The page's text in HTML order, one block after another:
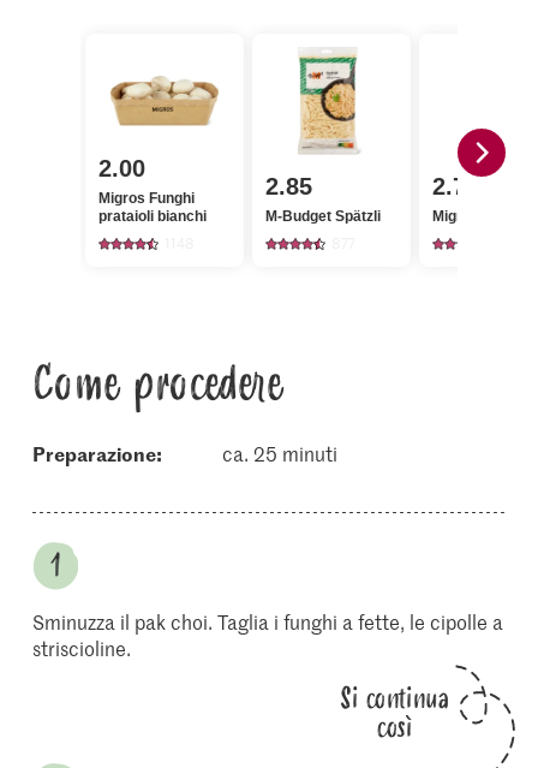
2.00
Migros Funghi
prataioli bianchi
2.85
M-Budget Spätzli
2.75
Migros Pak
Come procedere
Preparazione: ca. 25 minuti
Sminuzza il pak choi. Taglia i funghi a fette, le cipolle a
striscioline.
Si continua
così